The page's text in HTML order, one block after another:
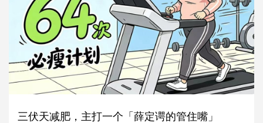
三伏天减肥，主打一个「薛定谔的管住嘴」